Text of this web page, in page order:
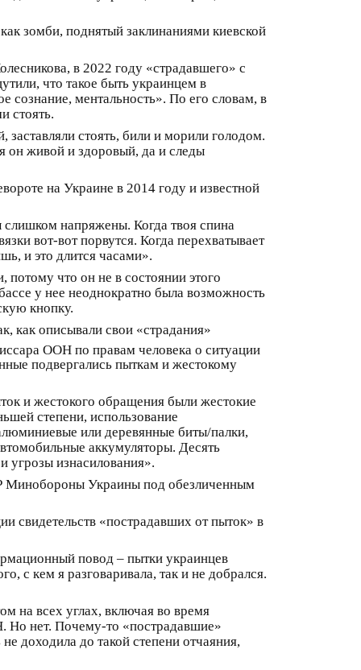
зомби, поднятый заклинаниями киевской
в 2022 году «страдавшего» с
что такое быть украинцем в
сознание, ментальность». По его словам, в
стоять.
стоять, били и морили голодом.
он живой и здоровый, да и следы
на Украине в 2014 году и известной
напряжены. Когда твоя спина
вот-вот порвутся. Когда перехватывает
и это длится часами».
потому что он не в состоянии этого
у нее неоднократно была возможность
кнопку.
как описывали свои «страдания»
ООН по правам человека о ситуации
подвергались пыткам и жестокому
и жестокого обращения были жестокие
степени, использование
или деревянные биты/палки,
аккумуляторы. Десять
угрозы изнасилования».
Минобороны Украины под обезличенным
свидетельств «пострадавших от пыток» в
повод – пытки украинцев
с кем я разговаривала, так и не добрался.
на всех углах, включая во время
Но нет. Почему-то «пострадавшие»
доходила до такой степени отчаяния,